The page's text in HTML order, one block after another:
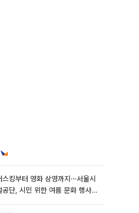
스킹부터 영화 상영까지⋯서울시
공단, 시민 위한 여름 문화 행사